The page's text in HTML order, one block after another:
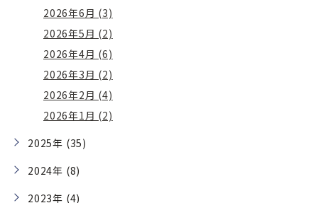
2026年6月 (3)
2026年5月 (2)
2026年4月 (6)
2026年3月 (2)
2026年2月 (4)
2026年1月 (2)
2025年 (35)
2024年 (8)
2023年 (4)